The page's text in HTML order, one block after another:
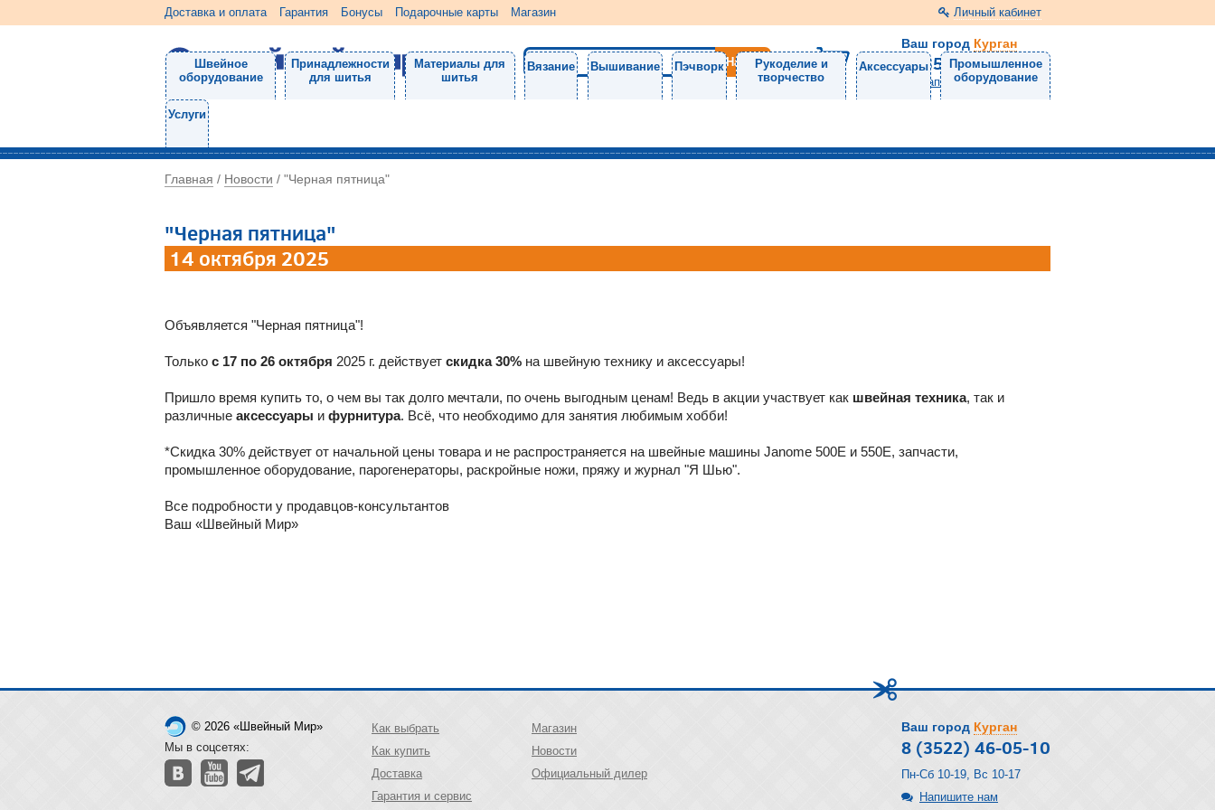
Доставка и оплата Гарантия Бонусы Подарочные карты Магазин Личный кабинет
Ваш город Курган
8 (3522) 46-05-10
Напишите нам
Швейное
оборудование
Принадлежности
для шитья
Материалы для
шитья
Вязание Вышивание Пэчворк
Рукоделие и
творчество
Аксессуары
Промышленное
оборудование
Услуги
Главная / Новости / "Черная пятница"
"Черная пятница"
14 октября 2025
Объявляется "Черная пятница"!
Только с 17 по 26 октября 2025 г. действует скидка 30% на швейную технику и аксессуары!
Пришло время купить то, о чем вы так долго мечтали, по очень выгодным ценам! Ведь в акции участвует как швейная техника, так и
различные аксессуары и фурнитура. Всё, что необходимо для занятия любимым хобби!
*Скидка 30% действует от начальной цены товара и не распространяется на швейные машины Janome 500E и 550Е, запчасти,
промышленное оборудование, парогенераторы, раскройные ножи, пряжу и журнал "Я Шью".
Все подробности у продавцов-консультантов
Ваш «Швейный Мир»
© 2026 «Швейный Мир»
Мы в соцсетях:
Как выбрать
Как купить
Доставка
Гарантия и сервис
Магазин
Новости
Официальный дилер
Ваш город Курган
8 (3522) 46-05-10
Пн-Сб 10-19, Вс 10-17
Напишите нам